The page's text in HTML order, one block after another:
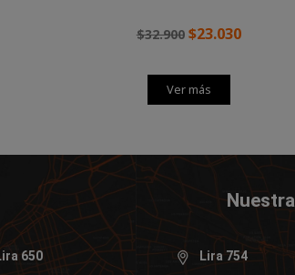
$32.900 $23.030
Ver más
650 Lira 754